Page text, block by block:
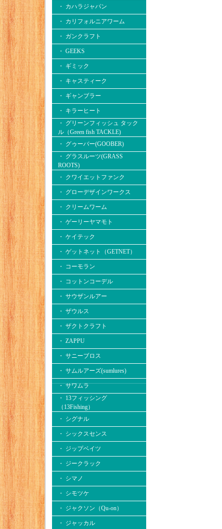
・ カハラジャパン
・ カリフォルニアワーム
・ ガンクラフト
・ GEEKS
・ ギミック
・ キャスティーク
・ ギャンブラー
・ キラーヒート
・ グリーンフィッシュ タック
ル（Green fish TACKLE)
・ グゥーバー(GOOBER)
・ グラスルーツ(GRASS
ROOTS)
・ クワイエットファンク
・ グローデザインワークス
・ クリームワーム
・ ゲーリーヤマモト
・ ケイテック
・ ゲットネット（GETNET）
・ コーモラン
・ コットンコーデル
・ サウザンルアー
・ ザウルス
・ ザクトクラフト
・ ZAPPU
・ サニーブロス
・ サムルアーズ(sumlures)
・ サワムラ
・ 13フィッシング
（13Fishing）
・ シグナル
・ シックスセンス
・ ジップベイツ
・ ジークラック
・ シマノ
・ シモツケ
・ ジャクソン（Qu-on）
・ ジャッカル